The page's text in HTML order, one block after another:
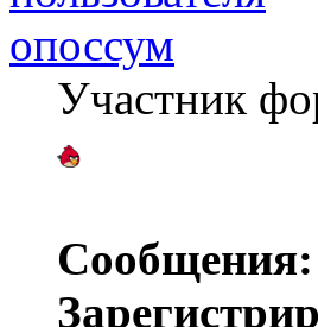
опоссум
Участник
Сообщения: